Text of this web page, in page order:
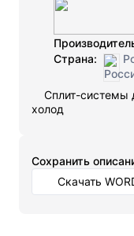
Страна:
Сплит-системы
холод
Cохранить
Скачать